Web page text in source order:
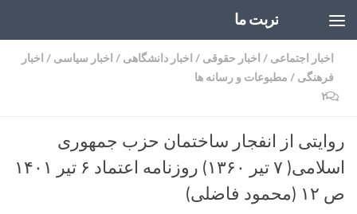
تربت ما
اخبار اجتماعی / اخبار حقوقی / اخبار دانشگاهی / اخبار سیاسی / اخبار
فرهنگی / مطبوعات و رسانه ها
۲
روایتی از انفجار ساختمان حزب جمهوری
اسلامی( ۷ تیر ۱۳۶۰) روزنامه اعتماد ۶ تیر ۱۴۰۱
ص ۱۲ (محمود فاضلی)